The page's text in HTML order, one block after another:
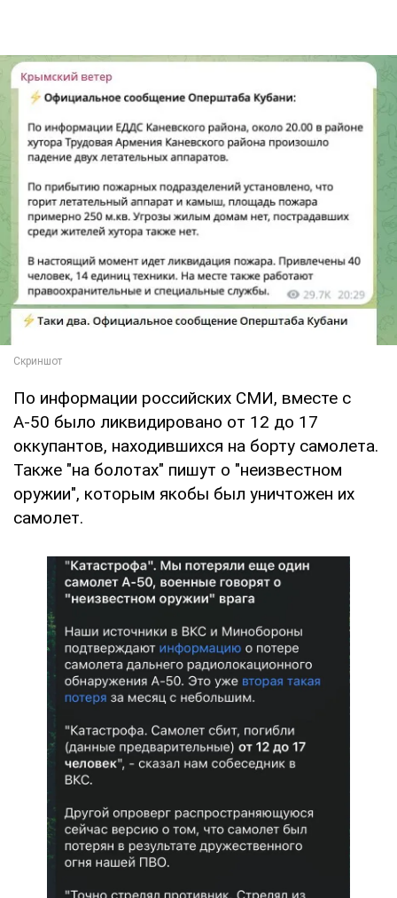
По информации российских СМИ, вместе с
А-50 было ликвидировано от 12 до 17
оккупантов, находившихся на борту самолета.
Также "на болотах" пишут о "неизвестном
оружии", которым якобы был уничтожен их
самолет.